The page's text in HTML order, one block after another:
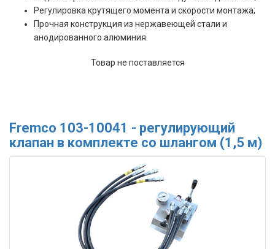
Регулировка крутящего момента и скорости монтажа;
Прочная конструкция из нержавеющей стали и
анодированного алюминия.
Товар не поставляется
Fremco 103-10041 - регулирующий
клапан в комплекте со шлангом (1,5 м)